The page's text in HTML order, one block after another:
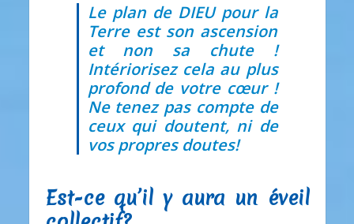
Le plan de DIEU pour la
Terre est son ascension
et non sa chute !
Intériorisez cela au plus
profond de votre cœur !
Ne tenez pas compte de
ceux qui doutent, ni de
vos propres doutes!
Est-ce qu’il y aura un éveil